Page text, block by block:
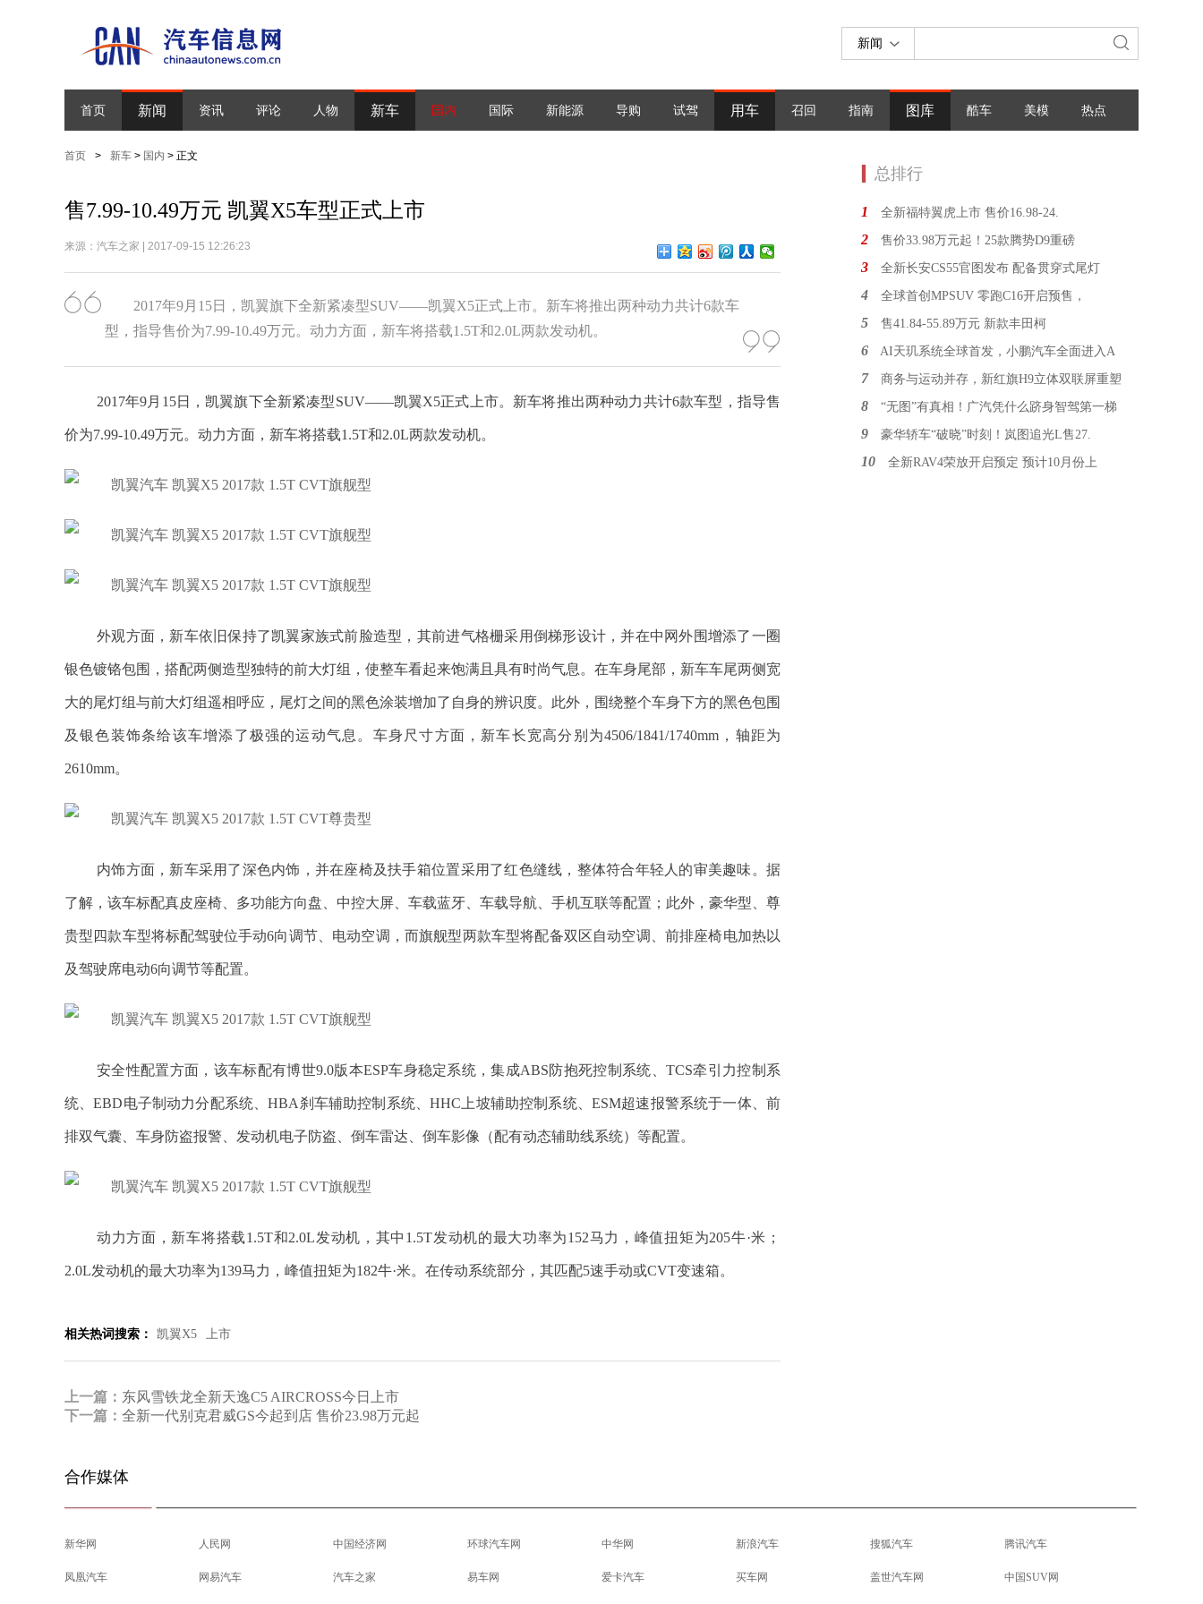
新闻
首页 新闻 资讯 评论 人物 新车 国内 国际 新能源 导购 试驾 用车 召回 指南 图库 酷车 美模 热点
首页 > 新车 > 国内 > 正文
售7.99-10.49万元 凯翼X5车型正式上市
来源：汽车之家 | 2017-09-15 12:26:23
2017年9月15日，凯翼旗下全新紧凑型SUV——凯翼X5正式上市。新车将推出两种动力共计6款车
型，指导售价为7.99-10.49万元。动力方面，新车将搭载1.5T和2.0L两款发动机。
2017年9月15日，凯翼旗下全新紧凑型SUV——凯翼X5正式上市。新车将推出两种动力共计6款车型，指导售
价为7.99-10.49万元。动力方面，新车将搭载1.5T和2.0L两款发动机。
外观方面，新车依旧保持了凯翼家族式前脸造型，其前进气格栅采用倒梯形设计，并在中网外围增添了一圈
银色镀铬包围，搭配两侧造型独特的前大灯组，使整车看起来饱满且具有时尚气息。在车身尾部，新车车尾两侧宽
大的尾灯组与前大灯组遥相呼应，尾灯之间的黑色涂装增加了自身的辨识度。此外，围绕整个车身下方的黑色包围
及银色装饰条给该车增添了极强的运动气息。车身尺寸方面，新车长宽高分别为4506/1841/1740mm，轴距为
2610mm。
内饰方面，新车采用了深色内饰，并在座椅及扶手箱位置采用了红色缝线，整体符合年轻人的审美趣味。据
了解，该车标配真皮座椅、多功能方向盘、中控大屏、车载蓝牙、车载导航、手机互联等配置；此外，豪华型、尊
贵型四款车型将标配驾驶位手动6向调节、电动空调，而旗舰型两款车型将配备双区自动空调、前排座椅电加热以
及驾驶席电动6向调节等配置。
安全性配置方面，该车标配有博世9.0版本ESP车身稳定系统，集成ABS防抱死控制系统、TCS牵引力控制系
统、EBD电子制动力分配系统、HBA刹车辅助控制系统、HHC上坡辅助控制系统、ESM超速报警系统于一体、前
排双气囊、车身防盗报警、发动机电子防盗、倒车雷达、倒车影像（配有动态辅助线系统）等配置。
动力方面，新车将搭载1.5T和2.0L发动机，其中1.5T发动机的最大功率为152马力，峰值扭矩为205牛·米；
2.0L发动机的最大功率为139马力，峰值扭矩为182牛·米。在传动系统部分，其匹配5速手动或CVT变速箱。
相关热词搜索： 凯翼X5 上市
上一篇： 东风雪铁龙全新天逸C5 AIRCROSS今日上市
下一篇： 全新一代别克君威GS今起到店 售价23.98万元起
总排行
1 全新福特翼虎上市 售价16.98-24.
2 售价33.98万元起！25款腾势D9重磅
3 全新长安CS55官图发布 配备贯穿式尾灯
4 全球首创MPSUV 零跑C16开启预售，
5 售41.84-55.89万元 新款丰田柯
6 AI天玑系统全球首发，小鹏汽车全面进入A
7 商务与运动并存，新红旗H9立体双联屏重塑
8 “无图”有真相！广汽凭什么跻身智驾第一梯
9 豪华轿车“破晓”时刻！岚图追光L售27.
10 全新RAV4荣放开启预定 预计10月份上
合作媒体
新华网 人民网 中国经济网 环球汽车网 中华网 新浪汽车 搜狐汽车 腾讯汽车
凤凰汽车 网易汽车 汽车之家 易车网 爱卡汽车 买车网 盖世汽车网 中国SUV网